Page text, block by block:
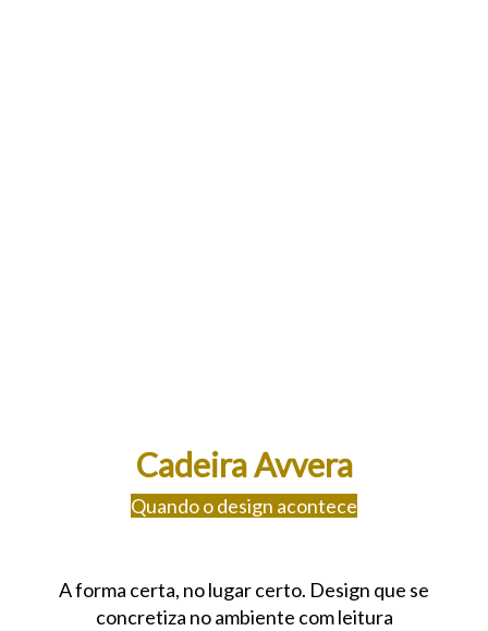
Cadeira Avvera
Quando o design acontece
A forma certa, no lugar certo. Design que se
concretiza no ambiente com leitura